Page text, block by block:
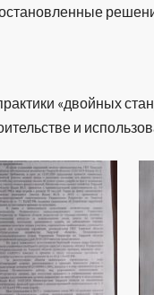
«двойных
и